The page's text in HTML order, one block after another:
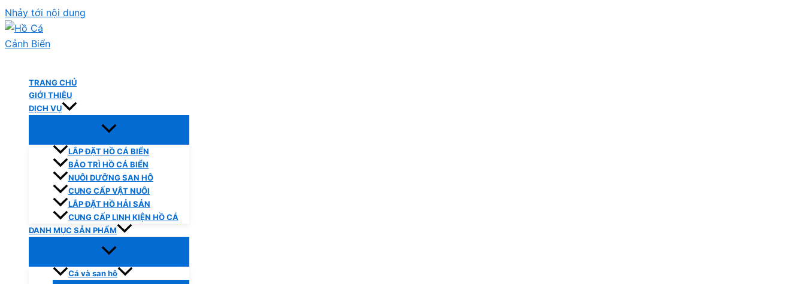
Nhảy tới nội dung
TRANG CHỦ
GIỚI THIỆU
DỊCH VỤ
LẮP ĐẶT HỒ CÁ BIỂN
BẢO TRÌ HỒ CÁ BIỂN
NUÔI DƯỠNG SAN HÔ
CUNG CẤP VẬT NUÔI
LẮP ĐẶT HỒ HẢI SẢN
CUNG CẤP LINH KIỆN HỒ CÁ
DANH MỤC SẢN PHẨM
Cá và san hô